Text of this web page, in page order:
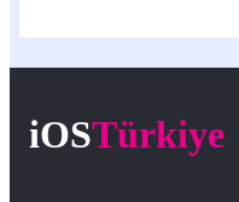
iOSTürkiye